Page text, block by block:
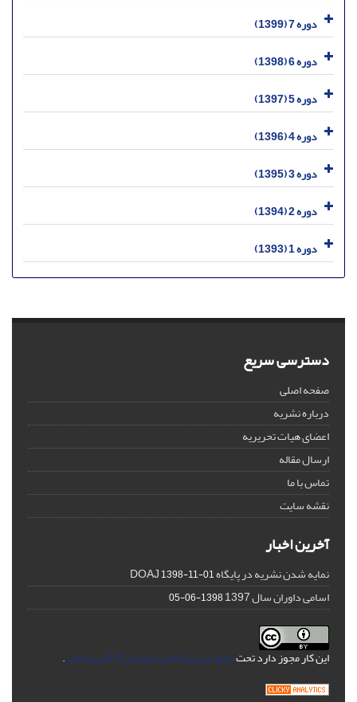
دوره 7 (1399)
دوره 6 (1398)
دوره 5 (1397)
دوره 4 (1396)
دوره 3 (1395)
دوره 2 (1394)
دوره 1 (1393)
دسترسی سریع
صفحه اصلی
درباره نشریه
اعضای هیات تحریریه
ارسال مقاله
تماس با ما
نقشه سایت
آخرین اخبار
نمایه شدن نشریه در پایگاه DOAJ1398-11-01
اسامی داوران سال 1397 1398-06-05
این کار مجوز دارد تحتمجوز کریتیو کامنز تخصیص 4.0 بین‌المللی .